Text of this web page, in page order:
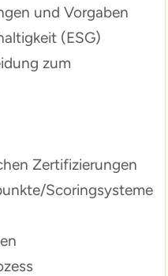
und Vorgaben
(ESG)
zum
Zertifizierungen
Scoringsysteme